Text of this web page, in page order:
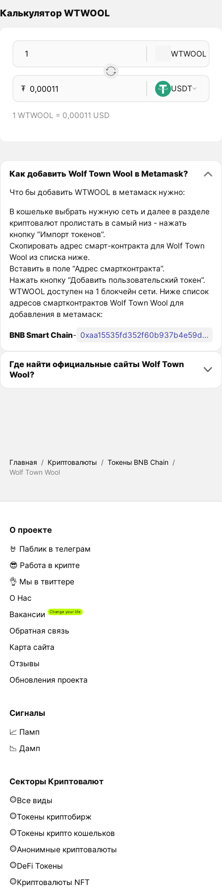
Калькулятор WTWOOL
WTWOOL
₮ USDT
1 WTWOOL = 0,00011 USD
Как добавить Wolf Town Wool в Metamask?
Что бы добавить WTWOOL в метамаск нужно:
В кошельке выбрать нужную сеть и далее в разделе
криптовалют пролистать в самый низ - нажать
кнопку “Импорт токенов”.
Скопировать адрес смарт-контракта для Wolf Town
Wool из списка ниже.
Вставить в поле “Адрес смартконтракта”.
Нажать кнопку “Добавить пользовательский токен”.
WTWOOL доступен на 1 блокчейн сети. Ниже список
адресов смартконтрактов Wolf Town Wool для
добавления в метамаск:
BNB Smart Chain- 0xaa15535fd352f60b937b4e59d8a2d52110a419dd
Где найти официальные сайты Wolf Town
Wool?
Главная / Криптовалюты / Токены BNB Chain /
Wolf Town Wool
О проекте
🤘 Паблик в телеграм
😎 Работа в крипте
👌 Мы в твиттере
О Нас
Вакансии
Обратная связь
Карта сайта
Отзывы
Обновления проекта
Сигналы
📈 Памп
📉 Дамп
Секторы Криптовалют
Все виды
Токены криптобирж
Токены крипто кошельков
Анонимные криптовалюты
DeFi Токены
Криптовалюты NFT